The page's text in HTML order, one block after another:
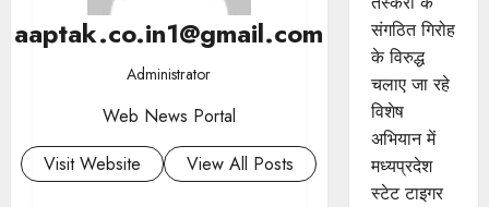
aaptak.co.in1@gmail.com
Administrator
Web News Portal
Visit Website
View All Posts
संगठित गिरोह
के विरुद्ध
चलाए जा रहे
विशेष
अभियान में
मध्यप्रदेश
स्टेट टाइगर